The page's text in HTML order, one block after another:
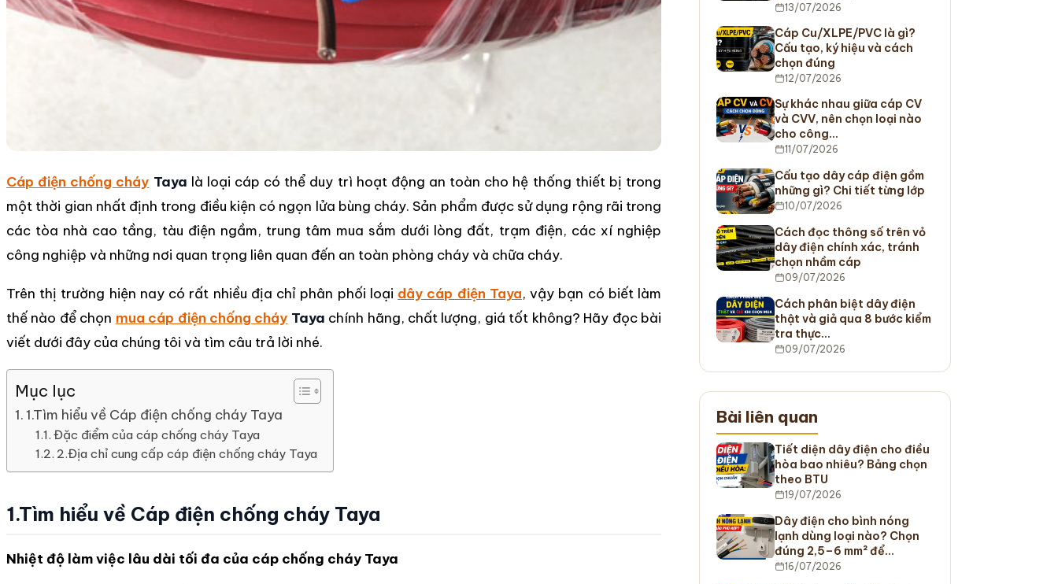
Cáp điện chống cháy Taya là loại cáp có thể duy trì hoạt động an toàn cho hệ thống thiết bị trong
một thời gian nhất định trong điều kiện có ngọn lửa bùng cháy. Sản phẩm được sử dụng rộng rãi trong
các tòa nhà cao tầng, tàu điện ngầm, trung tâm mua sắm dưới lòng đất, trạm điện, các xí nghiệp
công nghiệp và những nơi quan trọng liên quan đến an toàn phòng cháy và chữa cháy.
Trên thị trường hiện nay có rất nhiều địa chỉ phân phối loại dây cáp điện Taya, vậy bạn có biết làm
thế nào để chọn mua cáp điện chống cháy Taya chính hãng, chất lượng, giá tốt không? Hãy đọc bài
viết dưới đây của chúng tôi và tìm câu trả lời nhé.
Mục lục
1.Tìm hiểu về Cáp điện chống cháy Taya
Đặc điểm của cáp chống cháy Taya
2.Địa chỉ cung cấp cáp điện chống cháy Taya
1.Tìm hiểu về Cáp điện chống cháy Taya
Nhiệt độ làm việc lâu dài tối đa của cáp chống cháy Taya
13/07/2026
Cáp Cu/XLPE/PVC là gì?
Cấu tạo, ký hiệu và cách
chọn đúng
12/07/2026
Sự khác nhau giữa cáp CV
và CVV, nên chọn loại nào
cho công…
11/07/2026
Cấu tạo dây cáp điện gồm
những gì? Chi tiết từng lớp
10/07/2026
Cách đọc thông số trên vỏ
dây điện chính xác, tránh
chọn nhầm cáp
09/07/2026
Cách phân biệt dây điện
thật và giả qua 8 bước kiểm
tra thực…
09/07/2026
Bài liên quan
Tiết diện dây điện cho điều
hòa bao nhiêu? Bảng chọn
theo BTU
19/07/2026
Dây điện cho bình nóng
lạnh dùng loại nào? Chọn
đúng 2,5–6 mm² để…
16/07/2026